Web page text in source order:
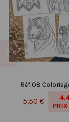
Réf 08
5,50 €